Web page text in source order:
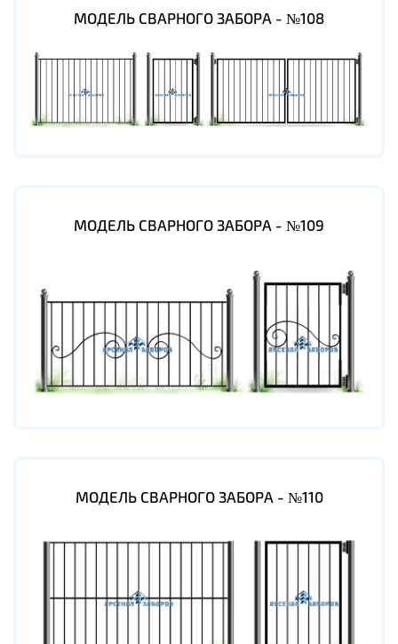
МОДЕЛЬ СВАРНОГО ЗАБОРА - №108
МОДЕЛЬ СВАРНОГО ЗАБОРА - №109
МОДЕЛЬ СВАРНОГО ЗАБОРА - №110